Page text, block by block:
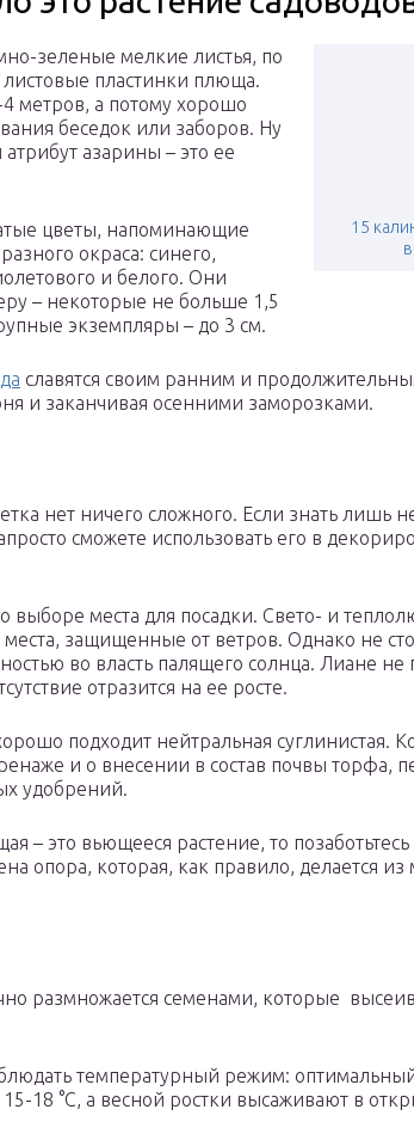
15
зеленые мелкие листья, по
пластинки плюща.
метров, а потому хорошо
беседок или заборов. Ну
азарины – это ее
цветы, напоминающие
окраса: синего,
и белого. Они
– некоторые не больше 1,5
экземпляры – до 3 см.
славятся своим ранним и
и заканчивая осенними заморозками.
нет ничего сложного. Если знать лишь
сможете использовать его в
выборе места для посадки. Свето- и
защищенные от ветров. Однако не
во власть палящего солнца. Лиане не
отразится на ее росте.
подходит нейтральная суглинистая.
и о внесении в состав почвы торфа,
удобрений.
– это вьющееся растение, то
опора, которая, как правило, делается из
размножается семенами, которые
температурный режим:
15-18 °С, а весной ростки высаживают в